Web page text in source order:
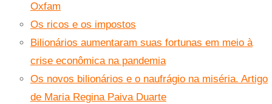
Oxfam
Os ricos e os impostos
Bilionários aumentaram suas fortunas em meio à
crise econômica na pandemia
Os novos bilionários e o naufrágio na miséria. Artigo
de Maria Regina Paiva Duarte